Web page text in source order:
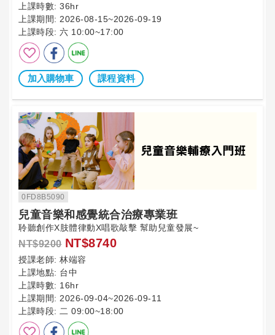
上課時數: 36hr
上課期間: 2026-08-15~2026-09-19
上課時段: 六 10:00~17:00
加入購物車 課程資料
0FD8B5090
兒童音樂和感覺統合治療專業班
聆聽創作X肢體律動X唱歌敲擊 幫助兒童發展~
NT$9200 NT$8740
授課老師: 林端容
上課地點: 台中
上課時數: 16hr
上課期間: 2026-09-04~2026-09-11
上課時段: 二 09:00~18:00